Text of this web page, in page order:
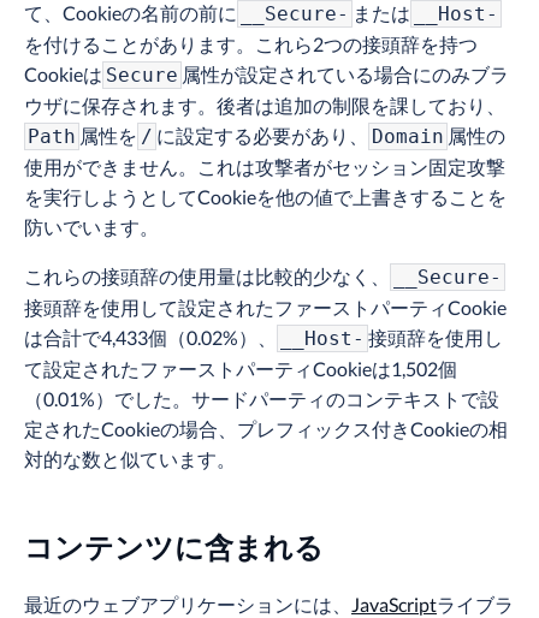
て、Cookieの名前の前に
__Secure- または
__Host-
を付けることがあります。これら2つの接頭辞を持つ
Cookieは Secure 属性が設定されている場合にのみブラ
ウザに保存されます。後者は追加の制限を課しており、
Path 属性を / に設定する必要があり、 Domain 属性の
使用ができません。これは攻撃者がセッション固定攻撃
を実行しようとしてCookieを他の値で上書きすることを
防いでいます。
これらの接頭辞の使用量は比較的少なく、
__Secure-
接頭辞を使用して設定されたファーストパーティCookie
は合計で4,433個（0.02%）、
__Host- 接頭辞を使用し
て設定されたファーストパーティCookieは1,502個
（0.01%）でした。サードパーティのコンテキストで設
定されたCookieの場合、プレフィックス付きCookieの相
対的な数と似ています。
コンテンツに含まれる
最近のウェブアプリケーションには、 JavaScriptライブラ